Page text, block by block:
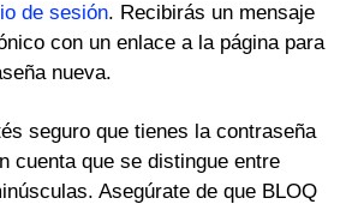
de sesión. Recibirás un mensaje
con un enlace a la página para
nueva.
seguro que tienes la contraseña
cuenta que se distingue entre
Asegúrate de que BLOQ